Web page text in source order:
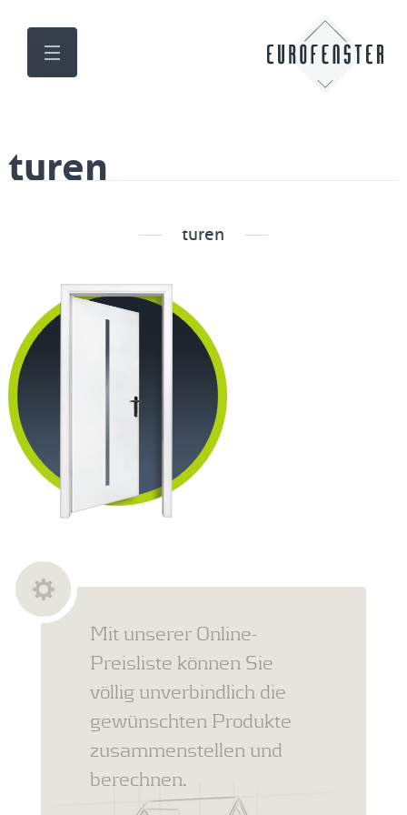
turen
turen
Mit unserer Online-
Preisliste können Sie
völlig unverbindlich die
gewünschten Produkte
zusammenstellen und
berechnen.